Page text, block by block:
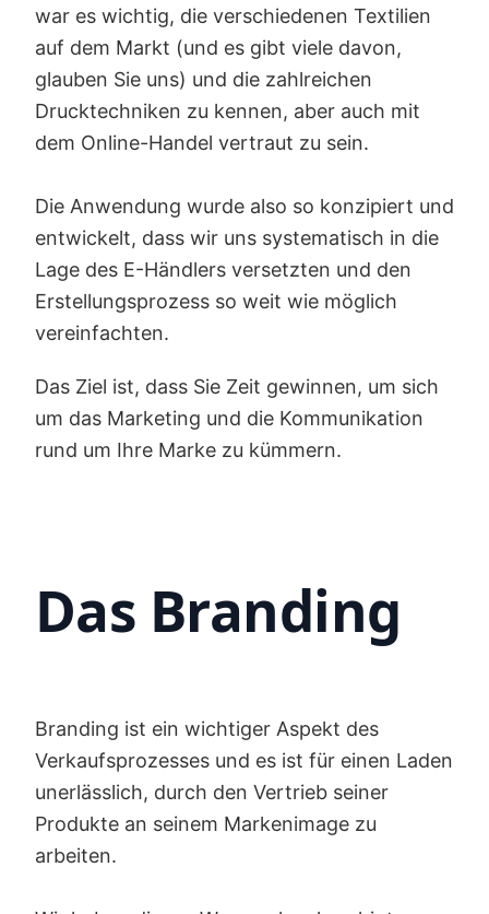
war es wichtig, die verschiedenen Textilien
auf dem Markt (und es gibt viele davon,
glauben Sie uns) und die zahlreichen
Drucktechniken zu kennen, aber auch mit
dem Online-Handel vertraut zu sein.
Die Anwendung wurde also so konzipiert und
entwickelt, dass wir uns systematisch in die
Lage des E-Händlers versetzten und den
Erstellungsprozess so weit wie möglich
vereinfachten.
Das Ziel ist, dass Sie Zeit gewinnen, um sich
um das Marketing und die Kommunikation
rund um Ihre Marke zu kümmern.
Das Branding
Branding ist ein wichtiger Aspekt des
Verkaufsprozesses und es ist für einen Laden
unerlässlich, durch den Vertrieb seiner
Produkte an seinem Markenimage zu
arbeiten.